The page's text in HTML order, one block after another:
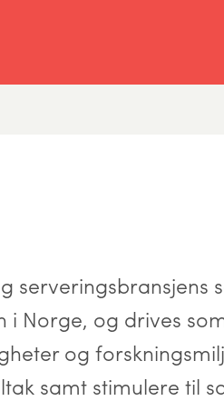
serveringsbransjens
i Norge, og drives
og
samt stimulere til